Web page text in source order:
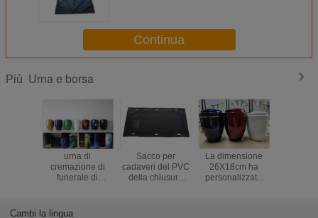
Continua
Più Urna e borsa
urna di
cremazione di
funerale di
Sacco per
cadaveri del PVC
della chiusura
La dimensione
26X18cm ha
personalizzato
Cambi la lingua